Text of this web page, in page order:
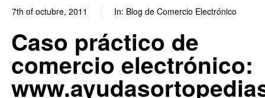
7th of octubre, 2011 In: Blog de Comercio Electrónico
Caso práctico de
comercio electrónico: